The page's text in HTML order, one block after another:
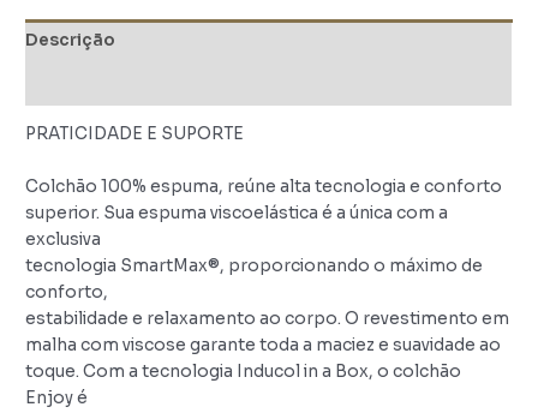
Descrição
PRATICIDADE E SUPORTE
Colchão 100% espuma, reúne alta tecnologia e conforto
superior. Sua espuma viscoelástica é a única com a
exclusiva
tecnologia SmartMax®, proporcionando o máximo de
conforto,
estabilidade e relaxamento ao corpo. O revestimento em
malha com viscose garante toda a maciez e suavidade ao
toque. Com a tecnologia Inducol in a Box, o colchão
Enjoy é